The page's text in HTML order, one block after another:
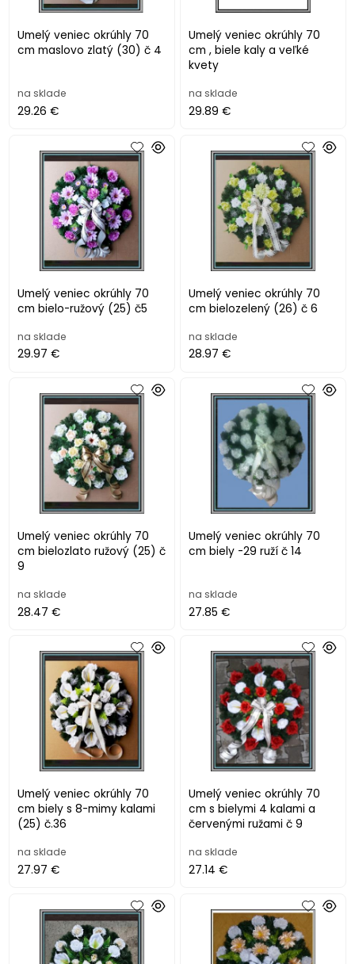
Umelý veniec okrúhly 70
cm maslovo zlatý (30) č 4
na sklade
29.26 €
Umelý veniec okrúhly 70
cm , biele kaly a veľké
kvety
na sklade
29.89 €
Umelý veniec okrúhly 70
cm bielo-ružový (25) č5
na sklade
29.97 €
Umelý veniec okrúhly 70
cm bielozelený (26) č 6
na sklade
28.97 €
Umelý veniec okrúhly 70
cm bielozlato ružový (25) č
9
na sklade
28.47 €
Umelý veniec okrúhly 70
cm biely -29 ruží č 14
na sklade
27.85 €
Umelý veniec okrúhly 70
cm biely s 8-mimy kalami
(25) č.36
na sklade
27.97 €
Umelý veniec okrúhly 70
cm s bielymi 4 kalami a
červenými ružami č 9
na sklade
27.14 €